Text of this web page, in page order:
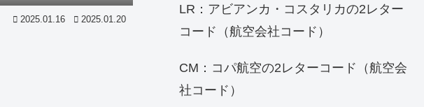
2025.01.16 2025.01.20
LR：アビアンカ・コスタリカの2レター
コード（航空会社コード）
CM：コパ航空の2レターコード（航空会
社コード）